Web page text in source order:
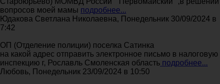
вопросов моей мамы подробнее...
Юдакова Светлана Николаевна, Понедельник 30/09/2024 в
7:42
ОП (Отделение полиции) поселка Сатинка
на какой адрес отправить электронное письмо в налоговую
инспекцию г, Рославль Смоленская область подробнее...
Любовь, Понедельник 23/09/2024 в 10:50